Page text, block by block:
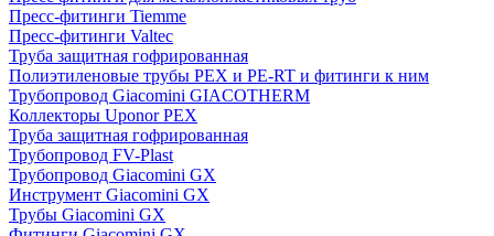
Пресс-фитинги Tiemme
Пресс-фитинги Valtec
Труба защитная гофрированная
Полиэтиленовые трубы PEX и PE-RT и фитинги к ним
Трубопровод Giacomini GIACOTHERM
Коллекторы Uponor PEX
Труба защитная гофрированная
Трубопровод FV-Plast
Трубопровод Giacomini GX
Инструмент Giacomini GX
Трубы Giacomini GX